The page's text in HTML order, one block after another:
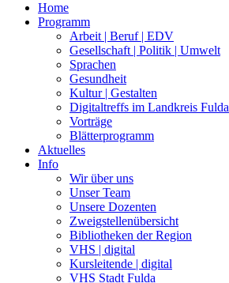
Home
Programm
Arbeit | Beruf | EDV
Gesellschaft | Politik | Umwelt
Sprachen
Gesundheit
Kultur | Gestalten
Digitaltreffs im Landkreis Fulda
Vorträge
Blätterprogramm
Aktuelles
Info
Wir über uns
Unser Team
Unsere Dozenten
Zweigstellenübersicht
Bibliotheken der Region
VHS | digital
Kursleitende | digital
VHS Stadt Fulda